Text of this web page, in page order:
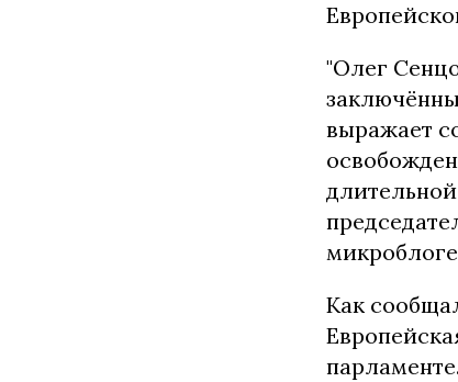
"Олег
выражает
Как
парламенте.